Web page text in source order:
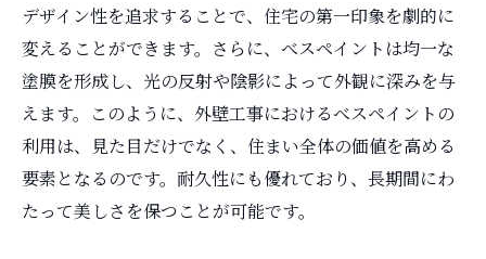
デザイン性を追求することで、住宅の第一印象を劇的に
変えることができます。さらに、べスペイントは均一な
塗膜を形成し、光の反射や陰影によって外観に深みを与
えます。このように、外壁工事におけるべスペイントの
利用は、見た目だけでなく、住まい全体の価値を高める
要素となるのです。耐久性にも優れており、長期間にわ
たって美しさを保つことが可能です。